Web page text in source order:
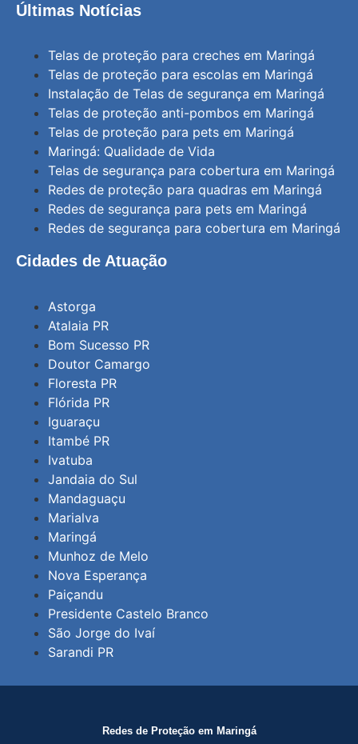
Últimas Notícias
Telas de proteção para creches em Maringá
Telas de proteção para escolas em Maringá
Instalação de Telas de segurança em Maringá
Telas de proteção anti-pombos em Maringá
Telas de proteção para pets em Maringá
Maringá: Qualidade de Vida
Telas de segurança para cobertura em Maringá
Redes de proteção para quadras em Maringá
Redes de segurança para pets em Maringá
Redes de segurança para cobertura em Maringá
Cidades de Atuação
Astorga
Atalaia PR
Bom Sucesso PR
Doutor Camargo
Floresta PR
Flórida PR
Iguaraçu
Itambé PR
Ivatuba
Jandaia do Sul
Mandaguaçu
Marialva
Maringá
Munhoz de Melo
Nova Esperança
Paiçandu
Presidente Castelo Branco
São Jorge do Ivaí
Sarandi PR
Redes de Proteção em Maringá